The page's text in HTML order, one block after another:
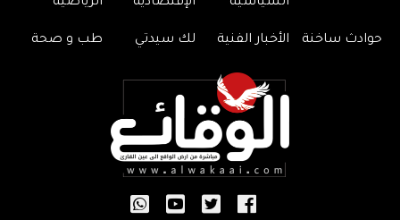
حوادث ساخنة الأخبار الفنية لك سيدتي طب و صحة